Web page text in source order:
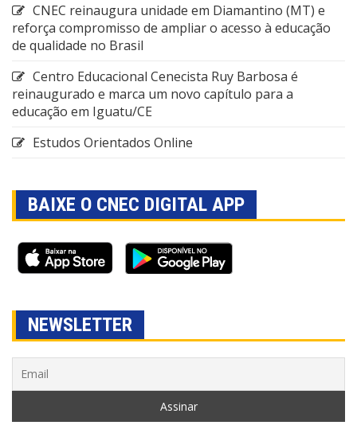
CNEC reinaugura unidade em Diamantino (MT) e
reforça compromisso de ampliar o acesso à educação
de qualidade no Brasil
Centro Educacional Cenecista Ruy Barbosa é
reinaugurado e marca um novo capítulo para a
educação em Iguatu/CE
Estudos Orientados Online
BAIXE O CNEC DIGITAL APP
NEWSLETTER